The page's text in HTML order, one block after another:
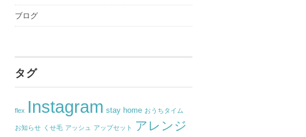
ブログ
タグ
flex Instagram stay home おうちタイム
お知らせ くせ毛 アッシュ アップセット アレンジ